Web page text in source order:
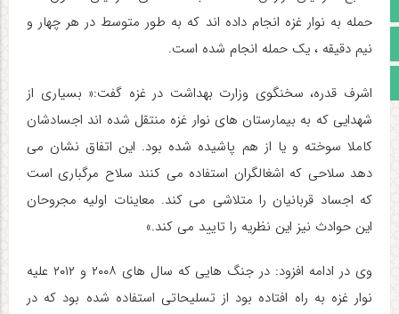
آپارات
اینستاگرام
حمله به نوار غزه انجام داده اند که به طور متوسط در هر چهار و
نیم دقیقه ، یک حمله انجام شده است.
اشرف قدره، سخنگوی وزارت بهداشت در غزه گفت:« بسیاری از
شهدایی که به بیمارستان های نوار غزه منتقل شده اند اجسادشان
کاملا سوخته و یا از هم پاشیده شده بود. این اتفاق نشان می
دهد سلاحی که اشغالگران استفاده می کنند سلاح مرگباری است
که اجساد قربانیان را متلاشی می کند. معاینات اولیه مجروحان
این حوادث نیز این نظریه را تایید می کند.»
وی در ادامه افزود: در جنگ هایی که سال های ۲۰۰۸ و ۲۰۱۲ علیه
نوار غزه به راه افتاده بود از تسلیحاتی استفاده شده بود که در